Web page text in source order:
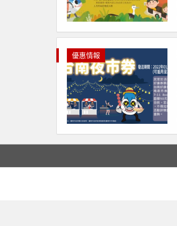
優惠情報